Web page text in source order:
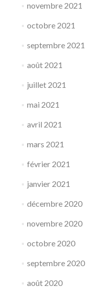
novembre 2021
octobre 2021
septembre 2021
août 2021
juillet 2021
mai 2021
avril 2021
mars 2021
février 2021
janvier 2021
décembre 2020
novembre 2020
octobre 2020
septembre 2020
août 2020